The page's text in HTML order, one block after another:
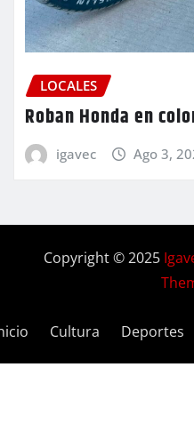
LOCALES
Roban Honda en
igavec Ago 3,
Copyright © 2025
Cultura Deportes